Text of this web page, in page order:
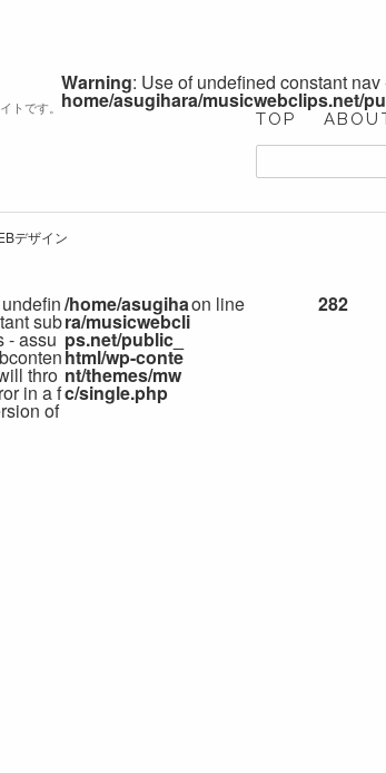
トです。
Warning: Use of undefined constant
home/asugihara/musicwebclips.net/
TOP
デザイン
sub
- assu
thro
in a f
of
/home/asugiha
ra/musicwebcli
ps.net/public_
html/wp-conte
nt/themes/mw
c/single.php
on line 282